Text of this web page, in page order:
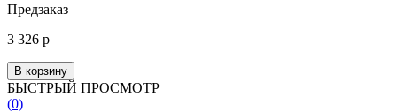
Предзаказ
3 326 р
В корзину
БЫСТРЫЙ ПРОСМОТР
(0)